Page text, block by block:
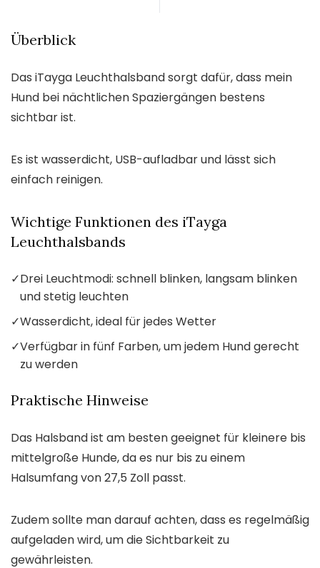
Überblick
Das iTayga Leuchthalsband sorgt dafür, dass mein
Hund bei nächtlichen Spaziergängen bestens
sichtbar ist.
Es ist wasserdicht, USB-aufladbar und lässt sich
einfach reinigen.
Wichtige Funktionen des iTayga
Leuchthalsbands
✓Drei Leuchtmodi: schnell blinken, langsam blinken
und stetig leuchten
✓Wasserdicht, ideal für jedes Wetter
✓Verfügbar in fünf Farben, um jedem Hund gerecht
zu werden
Praktische Hinweise
Das Halsband ist am besten geeignet für kleinere bis
mittelgroße Hunde, da es nur bis zu einem
Halsumfang von 27,5 Zoll passt.
Zudem sollte man darauf achten, dass es regelmäßig
aufgeladen wird, um die Sichtbarkeit zu
gewährleisten.